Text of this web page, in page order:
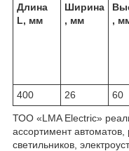
Длина
L, мм
Ширина
, мм
,
400
26 60
ТОО «LMA Electric»
ассортимент
светильников,